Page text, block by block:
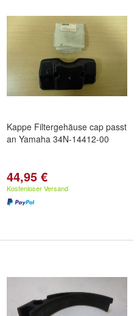
Kappe Filtergehäuse cap passt
an Yamaha 34N-14412-00
44,95 €
Kostenloser Versand